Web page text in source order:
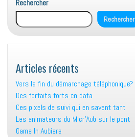
Rechercher
Rechercher
Articles récents
Vers la fin du démarchage téléphonique?
Des forfaits forts en data
Ces pixels de suivi qui en savent tant
Les animateurs du Micr’Aub sur le pont
Game In Aubiere